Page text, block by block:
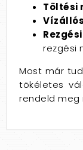
Töltési
rezgési
Most már
tökéletes
rendeld meg